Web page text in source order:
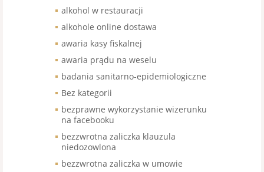
alkohol w restauracji
alkohole online dostawa
awaria kasy fiskalnej
awaria prądu na weselu
badania sanitarno-epidemiologiczne
Bez kategorii
bezprawne wykorzystanie wizerunku
na facebooku
bezzwrotna zaliczka klauzula
niedozowlona
bezzwrotna zaliczka w umowie